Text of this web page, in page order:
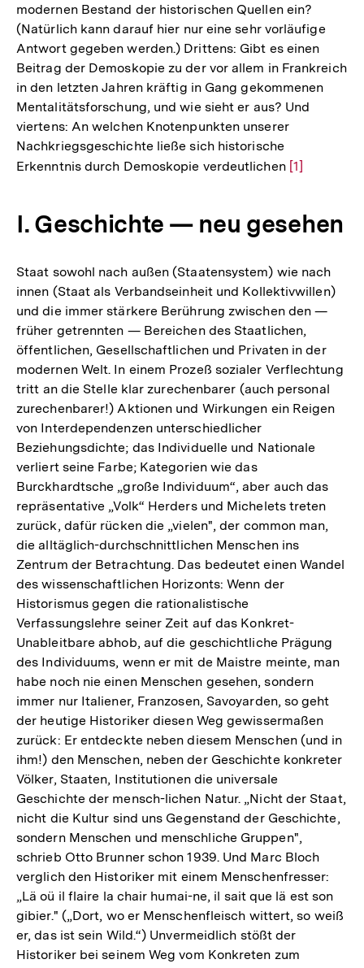
modernen Bestand der historischen Quellen ein?
(Natürlich kann darauf hier nur eine sehr vorläufige
Antwort gegeben werden.) Drittens: Gibt es einen
Beitrag der Demoskopie zu der vor allem in Frankreich
in den letzten Jahren kräftig in Gang gekommenen
Mentalitätsforschung, und wie sieht er aus? Und
viertens: An welchen Knotenpunkten unserer
Nachkriegsgeschichte ließe sich historische
Erkenntnis durch Demoskopie verdeutlichen Zur
Fußnote
[1]
I. Geschichte — neu gesehen
Staat sowohl nach außen (Staatensystem) wie nach
innen (Staat als Verbandseinheit und Kollektivwillen)
und die immer stärkere Berührung zwischen den —
früher getrennten — Bereichen des Staatlichen,
öffentlichen, Gesellschaftlichen und Privaten in der
modernen Welt. In einem Prozeß sozialer Verflechtung
tritt an die Stelle klar zurechenbarer (auch personal
zurechenbarer!) Aktionen und Wirkungen ein Reigen
von Interdependenzen unterschiedlicher
Beziehungsdichte; das Individuelle und Nationale
verliert seine Farbe; Kategorien wie das
Burckhardtsche „große Individuum“, aber auch das
repräsentative „Volk“ Herders und Michelets treten
zurück, dafür rücken die „vielen", der common man,
die alltäglich-durchschnittlichen Menschen ins
Zentrum der Betrachtung. Das bedeutet einen Wandel
des wissenschaftlichen Horizonts: Wenn der
Historismus gegen die rationalistische
Verfassungslehre seiner Zeit auf das Konkret-
Unableitbare abhob, auf die geschichtliche Prägung
des Individuums, wenn er mit de Maistre meinte, man
habe noch nie einen Menschen gesehen, sondern
immer nur Italiener, Franzosen, Savoyarden, so geht
der heutige Historiker diesen Weg gewissermaßen
zurück: Er entdeckte neben diesem Menschen (und in
ihm!) den Menschen, neben der Geschichte konkreter
Völker, Staaten, Institutionen die universale
Geschichte der mensch-lichen Natur. „Nicht der Staat,
nicht die Kultur sind uns Gegenstand der Geschichte,
sondern Menschen und menschliche Gruppen",
schrieb Otto Brunner schon 1939. Und Marc Bloch
verglich den Historiker mit einem Menschenfresser:
„Lä oü il flaire la chair humai-ne, il sait que lä est son
gibier." („Dort, wo er Menschenfleisch wittert, so weiß
er, das ist sein Wild.“) Unvermeidlich stößt der
Historiker bei seinem Weg vom Konkreten zum